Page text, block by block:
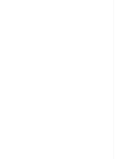
z 5 hviezdičiek.
z 5 hviezdičiek.
z 5 hviezdičiek.